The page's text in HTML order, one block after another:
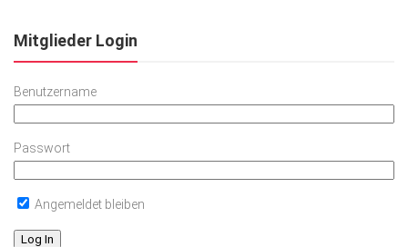
Mitglieder Login
Benutzername
Passwort
Angemeldet bleiben